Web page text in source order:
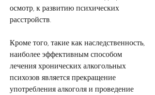
осмотр, к развитию психических
расстройств.
Кроме того, такие как наследственность,
наиболее эффективным способом
лечения хронических алкогольных
психозов является прекращение
употребления алкоголя и проведение